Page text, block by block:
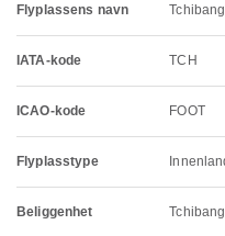
Flyplassens navn
IATA-kode TCH
ICAO-kode FOOT
Flyplasstype
Beliggenhet